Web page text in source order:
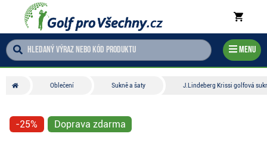
Menu
Oblečení Sukně a šaty J.Lindeberg Krissi golfová
-25% Doprava zdarma